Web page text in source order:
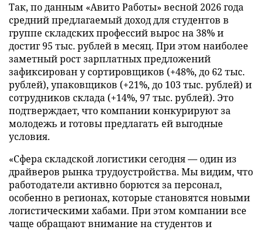
Так, по данным «Авито Работы» весной 2026 года
средний предлагаемый доход для студентов в
группе складских профессий вырос на 38% и
достиг 95 тыс. рублей в месяц. При этом наиболее
заметный рост зарплатных предложений
зафиксирован у сортировщиков (+48%, до 62 тыс.
рублей), упаковщиков (+21%, до 103 тыс. рублей) и
сотрудников склада (+14%, 97 тыс. рублей). Это
подтверждает, что компании конкурируют за
молодежь и готовы предлагать ей выгодные
условия.
«Сфера складской логистики сегодня — один из
драйверов рынка трудоустройства. Мы видим, что
работодатели активно борются за персонал,
особенно в регионах, которые становятся новыми
логистическими хабами. При этом компании все
чаще обращают внимание на студентов и